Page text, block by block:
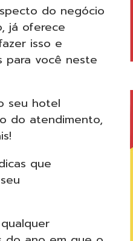
do negócio
já oferece
isso e
para você neste
seu hotel
do atendimento,
que